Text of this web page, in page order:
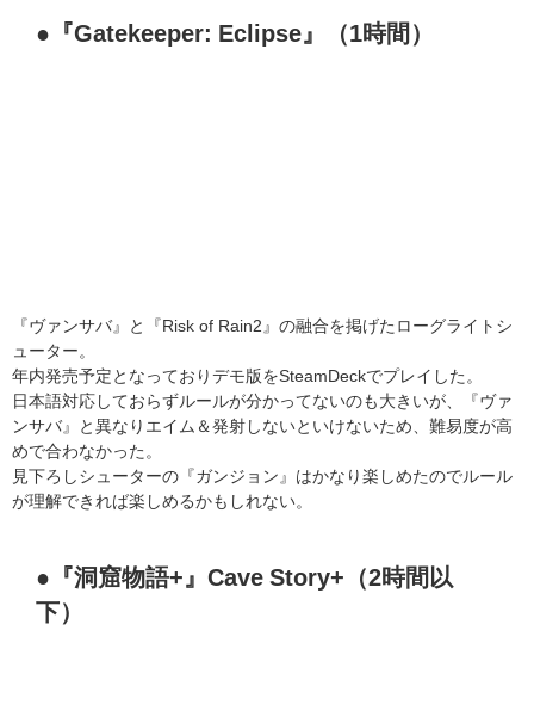
●『Gatekeeper: Eclipse』（1時間）
『ヴァンサバ』と『Risk of Rain2』の融合を掲げたローグライトシ
ューター。
年内発売予定となっておりデモ版をSteamDeckでプレイした。
日本語対応しておらずルールが分かってないのも大きいが、『ヴァ
ンサバ』と異なりエイム＆発射しないといけないため、難易度が高
めで合わなかった。
見下ろしシューターの『ガンジョン』はかなり楽しめたのでルール
が理解できれば楽しめるかもしれない。
●『洞窟物語+』Cave Story+（2時間以
下）